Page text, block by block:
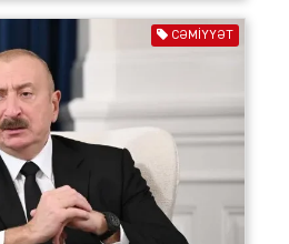
CƏMIYYƏT